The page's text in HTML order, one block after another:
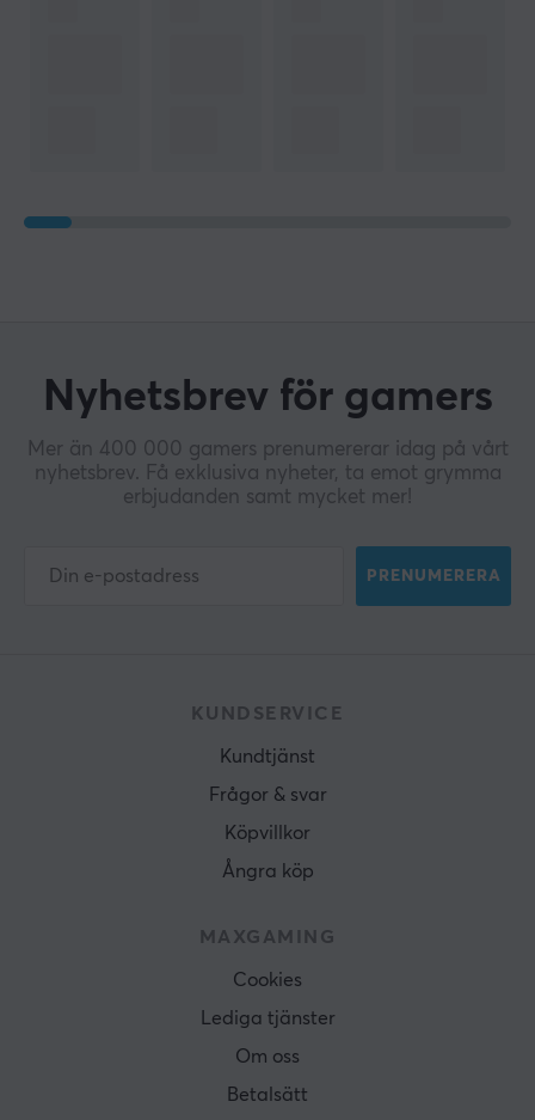
Nyhetsbrev för gamers
Mer än 400 000 gamers prenumererar idag på vårt
nyhetsbrev. Få exklusiva nyheter, ta emot grymma
erbjudanden samt mycket mer!
PRENUMERERA
KUNDSERVICE
Kundtjänst
Frågor & svar
Köpvillkor
Ångra köp
MAXGAMING
Cookies
Lediga tjänster
Om oss
Betalsätt